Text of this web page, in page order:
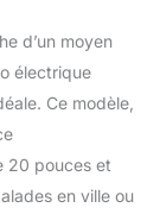
d’un moyen
électrique
Ce modèle,
20 pouces et
en ville ou